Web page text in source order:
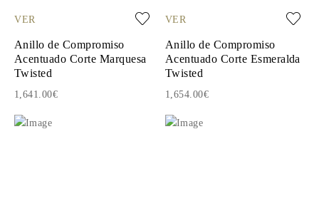
VER
Anillo de Compromiso
Acentuado Corte Marquesa
Twisted
1,641.00€
VER
Anillo de Compromiso
Acentuado Corte Esmeralda
Twisted
1,654.00€